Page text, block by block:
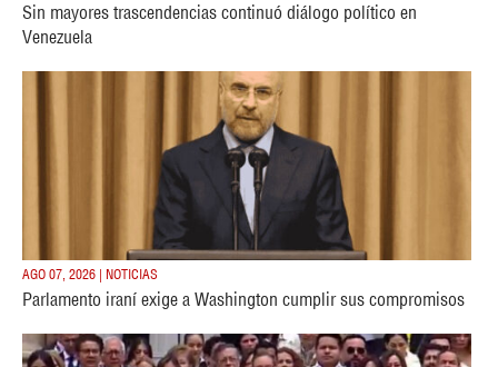
Sin mayores trascendencias continuó diálogo político en
Venezuela
AGO 07, 2026 | NOTICIAS
Parlamento iraní exige a Washington cumplir sus compromisos